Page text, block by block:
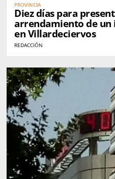
PROVINCIA
Diez días para
arrendamiento de
en Villardeciervos
REDACCIÓN